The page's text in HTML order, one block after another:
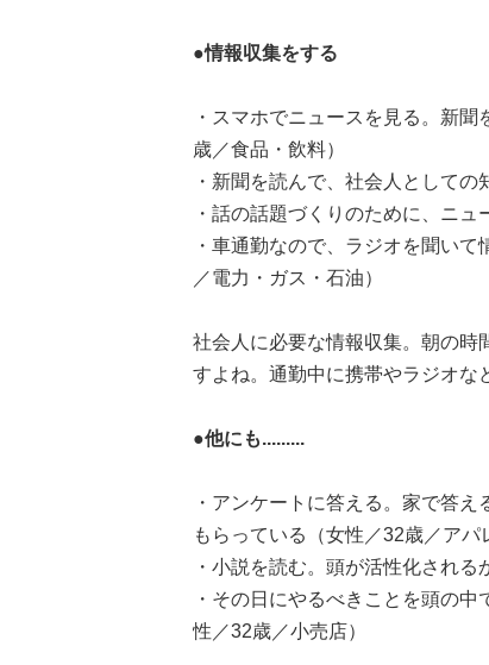
●情報収集をする
・スマホでニュースを見る。新
歳／食品・飲料）
・新聞を読んで、社会人としての
・話の話題づくりのために、ニ
・車通勤なので、ラジオを聞い
／電力・ガス・石油）
社会人に必要な情報収集。朝の時
すよね。通勤中に携帯やラジオな
●他にも.........
・アンケートに答える。家で答
もらっている（女性／32歳／アパ
・小説を読む。頭が活性化される
・その日にやるべきことを頭の
性／32歳／小売店）